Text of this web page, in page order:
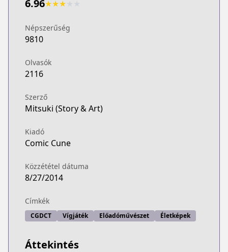
6.96★★★
Népszerűség
9810
Olvasók
2116
Szerző
Mitsuki (Story & Art)
Kiadó
Comic Cune
Közzététel dátuma
8/27/2014
Címkék
CGDCT Vígjáték Előadóművészet Életképek
Áttekintés